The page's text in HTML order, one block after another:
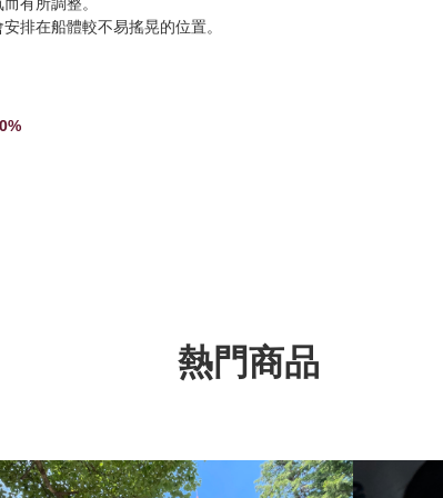
排在船體較不易搖晃的位置。
熱門商品